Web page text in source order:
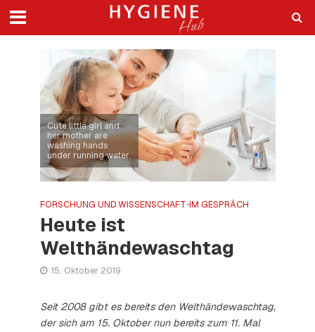
Cute little girl and
her mother are
washing hands
under running water.
FORSCHUNG UND WISSENSCHAFT•IM GESPRÄCH
Heute ist
Welthändewaschtag
15. Oktober 2019
Seit 2008 gibt es bereits den Welthändewaschtag,
der sich am 15. Oktober nun bereits zum 11. Mal